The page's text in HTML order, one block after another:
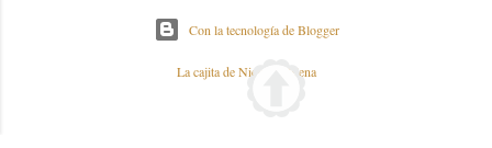
Con la tecnología de Blogger
La cajita de Nieves y Elena